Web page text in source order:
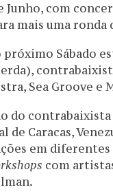
Junho, com
mais uma ronda
próximo Sábado
Sea Groove e
do
de Caracas,
em
com